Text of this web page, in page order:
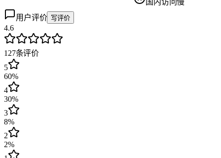
国内访问慢
用户评价 写评价
4.6
127条评价
5
60%
4
30%
3
8%
2
2%